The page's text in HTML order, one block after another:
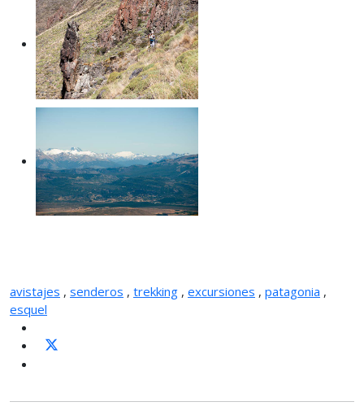
avistajes , senderos , trekking , excursiones , patagonia ,
esquel